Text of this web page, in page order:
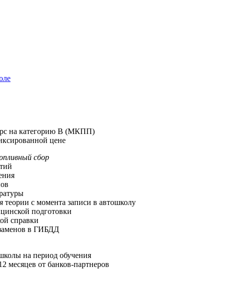
на категорию В (МКПП)
цене
сбор
теории с момента записи в автошколу
подготовки
справки
в ГИБДД
на период обучения
месяцев от банков-партнеров